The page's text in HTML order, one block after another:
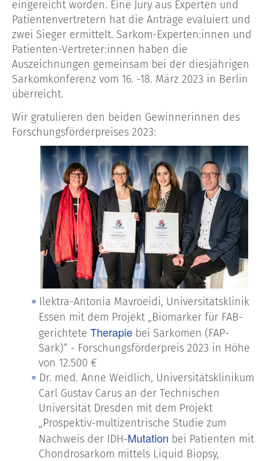
eingereicht worden. Eine Jury aus Experten und
Patientenvertretern hat die Anträge evaluiert und
zwei Sieger ermittelt. Sarkom-Experten:innen und
Patienten-Vertreter:innen haben die
Auszeichnungen gemeinsam bei der diesjährigen
Sarkomkonferenz vom 16. -18. März 2023 in Berlin
überreicht.
Wir gratulieren den beiden Gewinnerinnen des
Forschungsförderpreises 2023:
Ilektra-Antonia Mavroeidi, Universitätsklinik
Essen mit dem Projekt „Biomarker für FAB-
gerichtete Therapie bei Sarkomen (FAP-
Sark)“ - Forschungsförderpreis 2023 in Höhe
von 12.500 €
Dr. med. Anne Weidlich, Universitätsklinikum
Carl Gustav Carus an der Technischen
Universität Dresden mit dem Projekt
„Prospektiv-multizentrische Studie zum
Nachweis der IDH-Mutation bei Patienten mit
Chondrosarkom mittels Liquid Biopsy,